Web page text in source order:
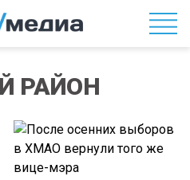
РАЙОН